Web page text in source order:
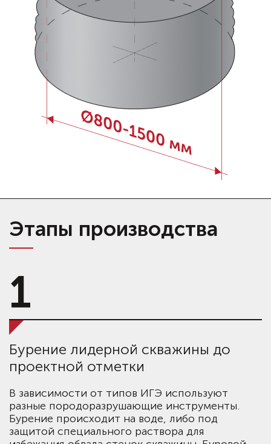
Этапы производства
1
Бурение лидерной скважины до
проектной отметки
В зависимости от типов ИГЭ используют
разные породоразрушающие инструменты.
Бурение происходит на воде, либо под
защитой специального раствора для